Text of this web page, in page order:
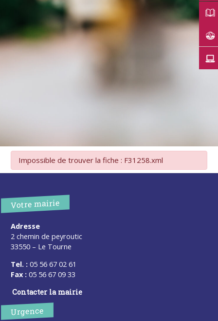
Impossible de trouver la fiche : F31258.xml
Votre mairie
Adresse
2 chemin de peyroutic
33550 – Le Tourne
Tel. : 05 56 67 02 61
Fax : 05 56 67 09 33
Contacter la mairie
Urgence